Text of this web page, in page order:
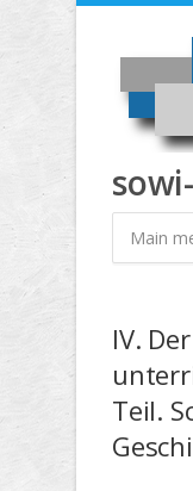
Direkt zum Inhalt
IV. Der
Teil.